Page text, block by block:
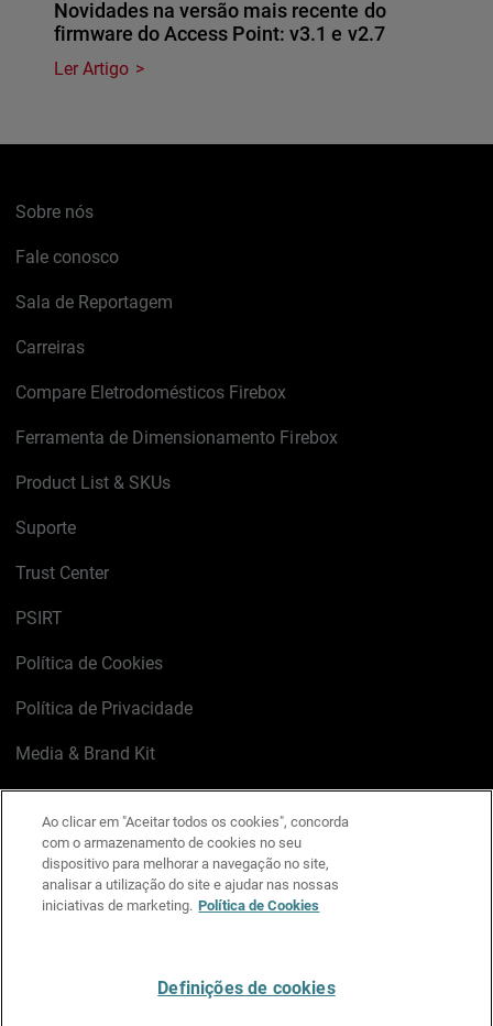
Novidades na versão mais recente do
firmware do Access Point: v3.1 e v2.7
Ler Artigo
Sobre nós
Fale conosco
Sala de Reportagem
Carreiras
Compare Eletrodomésticos Firebox
Ferramenta de Dimensionamento Firebox
Product List & SKUs
Suporte
Trust Center
PSIRT
Política de Cookies
Política de Privacidade
Media & Brand Kit
LinkedIn
X FacebookInstagram
YouTube
Ao clicar em "Aceitar todos os cookies", concorda
com o armazenamento de cookies no seu
dispositivo para melhorar a navegação no site,
analisar a utilização do site e ajudar nas nossas
iniciativas de marketing. Política de Cookies
Definições de cookies